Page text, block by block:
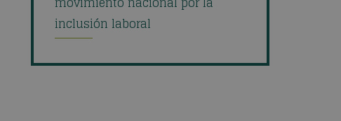
inclusión laboral